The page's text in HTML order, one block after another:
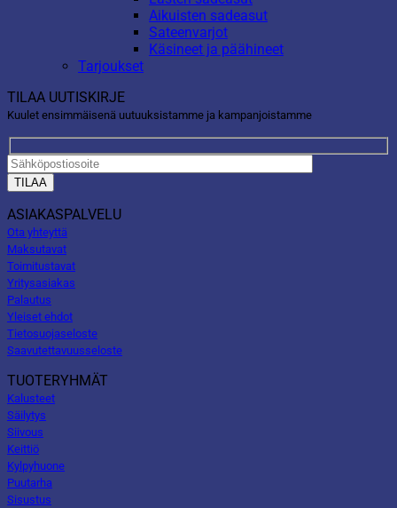
Aikuisten sadeasut
Sateenvarjot
Käsineet ja päähineet
Tarjoukset
TILAA UUTISKIRJE
Kuulet ensimmäisenä uutuuksistamme ja kampanjoistamme
ASIAKASPALVELU
Ota yhteyttä
Maksutavat
Toimitustavat
Yritysasiakas
Palautus
Yleiset ehdot
Tietosuojaseloste
Saavutettavuusseloste
TUOTERYHMÄT
Kalusteet
Säilytys
Siivous
Keittiö
Kylpyhuone
Puutarha
Sisustus